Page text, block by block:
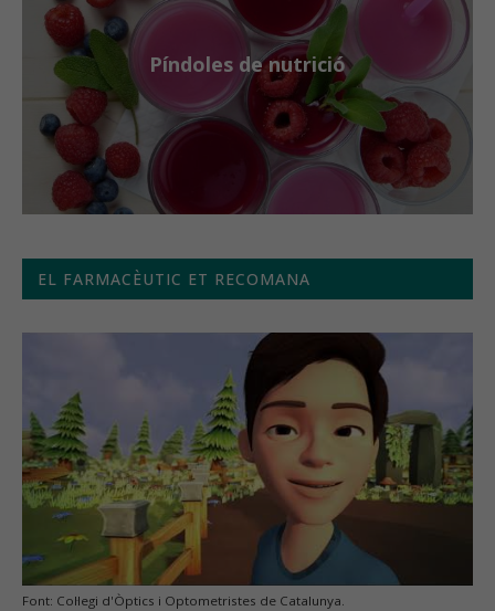
Píndoles de nutrició
EL FARMACÈUTIC ET RECOMANA
Font: Col·legi d'Òptics i Optometristes de Catalunya.